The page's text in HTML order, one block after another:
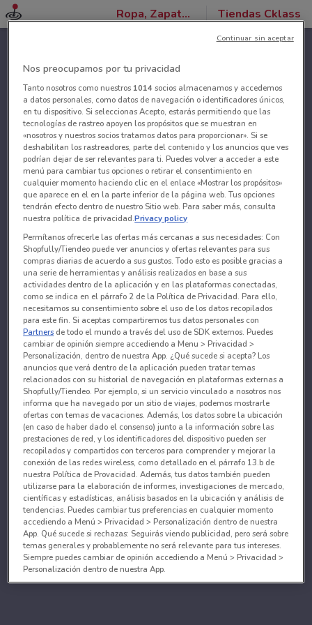
Ropa, Zapatos y Accesorios Tiendas Cklass
Nos preocupamos por tu privacidad
Tanto nosotros como nuestros 1014socios almacenamos y accedemos
a datos personales, como datos de navegación o identificadores únicos,
en tu dispositivo. Si seleccionas Acepto, estarás permitiendo que las
tecnologías de rastreo apoyen los propósitos que se muestran en
«nosotros y nuestros socios tratamos datos para proporcionar». Si se
deshabilitan los rastreadores, parte del contenido y los anuncios que ves
podrían dejar de ser relevantes para ti. Puedes volver a acceder a este
menú para cambiar tus opciones o retirar el consentimiento en
cualquier momento haciendo clic en el enlace «Mostrar los propósitos»
que aparece en el en la parte inferior de la página web. Tus opciones
tendrán efecto dentro de nuestro Sitio web. Para saber más, consulta
nuestra política de privacidad.Privacy policy
Permítanos ofrecerle las ofertas más cercanas a sus necesidades: Con
Shopfully/Tiendeo puede ver anuncios y ofertas relevantes para sus
compras diarias de acuerdo a sus gustos. Todo esto es posible gracias a
una serie de herramientas y análisis realizados en base a sus
actividades dentro de la aplicación y en las plataformas conectadas,
como se indica en el párrafo 2 de la Política de Privacidad. Para ello,
necesitamos su consentimiento sobre el uso de los datos recopilados
para este fin. Si aceptas compartiremos tus datos personales con
Partners de todo el mundo a través del uso de SDK externos. Puedes
cambiar de opinión siempre accediendo a Menu > Privacidad >
Personalización, dentro de nuestra App. ¿Qué sucede si acepta? Los
anuncios que verá dentro de la aplicación pueden tratar temas
relacionados con su historial de navegación en plataformas externas a
Shopfully/Tiendeo. Por ejemplo, si un servicio vinculado a nosotros nos
informa que ha navegado por un sitio de viajes, podemos mostrarle
ofertas con temas de vacaciones. Además, los datos sobre la ubicación
(en caso de haber dado el consenso) junto a la información sobre las
prestaciones de red, y los identificadores del dispositivo pueden ser
recopilados y compartidos con terceros para comprender y mejorar la
conexión de las redes wireless, como detallado en el párrafo 13.b de
nuestra Política de Provacidad. Además, tus datos también pueden
utilizarse para la elaboración de informes, investigaciones de mercado,
científicas y estadísticas, análisis basados en la ubicación y análisis de
tendencias. Puedes cambiar tus preferencias en cualquier momento
accediendo a Menú > Privacidad > Personalización dentro de nuestra
App. Qué sucede si rechazas: Seguirás viendo publicidad, pero será sobre
temas generales y probablemente no será relevante para tus intereses.
Siempre puedes cambiar de opinión accediendo a Menú > Privacidad >
Personalización dentro de nuestra App.
Continuar sin aceptar